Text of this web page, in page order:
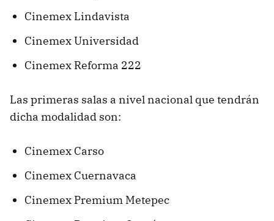
Cinemex Lindavista
Cinemex Universidad
Cinemex Reforma 222
Las primeras salas a nivel nacional que tendrán
dicha modalidad son:
Cinemex Carso
Cinemex Cuernavaca
Cinemex Premium Metepec